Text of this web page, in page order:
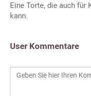
Eine Torte, die auch für
kann.
User Kommentare